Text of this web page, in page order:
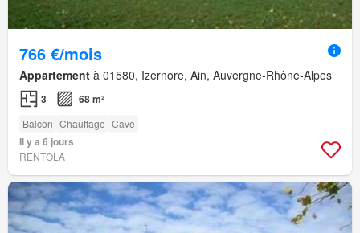
766 €/mois
Appartement à 01580, Izernore, Ain, Auvergne-Rhône-Alpes
3 68 m²
Balcon Chauffage Cave
Il y a 6 jours
RENTOLA